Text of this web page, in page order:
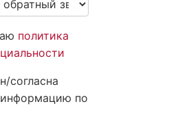
политика
согласна
информацию по